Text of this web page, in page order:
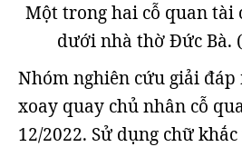
Một trong hai cỗ quan tài
dưới nhà thờ Đức Bà.
Nhóm nghiên cứu giải đáp
xoay quay chủ nhân cỗ
12/2022. Sử dụng chữ